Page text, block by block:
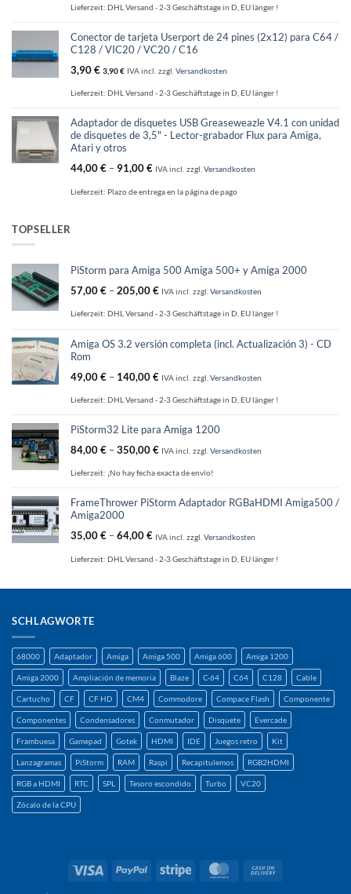
Lieferzeit: DHL Versand - 2-3 Geschäftstage in D, EU länger !
Conector de tarjeta Userport de 24 pines (2x12) para C64 /
C128 / VIC20 / VC20 / C16
3,90€ 3,90€ IVA incl. zzgl. Versandkosten
Lieferzeit: DHL Versand - 2-3 Geschäftstage in D, EU länger !
Adaptador de disquetes USB Greaseweazle V4.1 con unidad
de disquetes de 3,5" - Lector-grabador Flux para Amiga,
Atari y otros
44,00€ –91,00€ IVA incl. zzgl.Versandkosten
Lieferzeit: Plazo de entrega en la página de pago
TOPSELLER
PiStorm para Amiga 500 Amiga 500+ y Amiga 2000
57,00€ –205,00€ IVA incl. zzgl. Versandkosten
Lieferzeit: DHL Versand - 2-3 Geschäftstage in D, EU länger !
Amiga OS 3.2 versión completa (incl. Actualización 3) - CD
Rom
49,00€ – 140,00€ IVA incl. zzgl. Versandkosten
Lieferzeit: DHL Versand - 2-3 Geschäftstage in D, EU länger !
PiStorm32 Lite para Amiga 1200
84,00€ –350,00€ IVA incl. zzgl. Versandkosten
Lieferzeit: ¡No hay fecha exacta de envío!
FrameThrower PiStorm Adaptador RGBaHDMI Amiga500 /
Amiga2000
35,00€ –64,00€ IVA incl. zzgl. Versandkosten
Lieferzeit: DHL Versand - 2-3 Geschäftstage in D, EU länger !
SCHLAGWORTE
68000 Adaptador Amiga Amiga 500 Amiga 600 Amiga 1200
Amiga 2000 Ampliación de memoria Blaze C-64 C64 C128 Cable
Cartucho CF CF HD CM4 Commodore Compace Flash Componente
Componentes Condensadores Conmutador Disquete Evercade
Frambuesa Gamepad Gotek HDMI IDE Juegos retro Kit
Lanzagramas PiStorm RAM Raspi Recapitulemos RGB2HDMI
RGB a HDMI RTC SPL Tesoro escondido Turbo VC20
Zócalo de la CPU
Visa PayPal Raya MasterCard